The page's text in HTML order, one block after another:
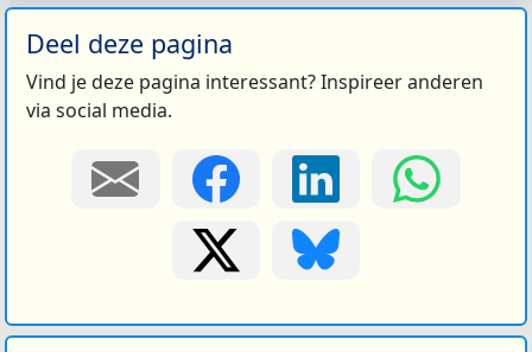
Deel deze pagina
Vind je deze pagina interessant? Inspireer anderen
via social media.